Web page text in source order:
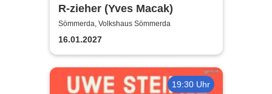
R-zieher (Yves Macak)
Sömmerda, Volkshaus Sömmerda
16.01.2027
19:30 Uhr